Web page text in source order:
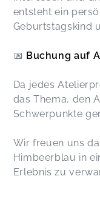
entsteht ein
Geburtstagskind
📅 Buchung auf
Da jedes
das Thema, den
Schwerpunkte
Wir freuen uns
Himbeerblau in
Erlebnis zu